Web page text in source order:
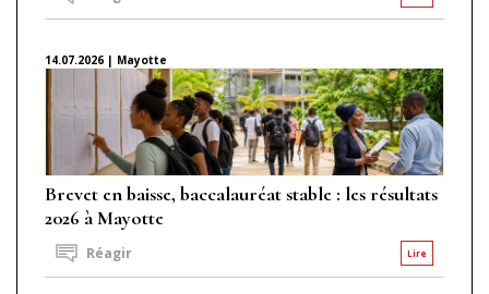
14.07.2026 | Mayotte
Brevet en baisse, baccalauréat stable : les résultats
2026 à Mayotte
Lire
Réagir